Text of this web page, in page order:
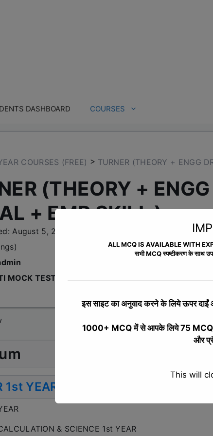
DASHBOARD COURSES
COURSES (FREE) > TURNER (THEORY + ENGG
(THEORY +
+ EMP SKILL )
August 5, 2025
MOCK TEST 2 YEAR COURSES (FREE)
1st YEAR
& SCIENCE 1st YEAR
ALL MCQ IS AVAILABLE WITH
सभी MCQ स्पष्टीकरण के साथ
इस साइट का अनुवाद करने के लियेऊपर दाईं
1000+ MCQ में से आपके लिये 75 MCQ
और
This will